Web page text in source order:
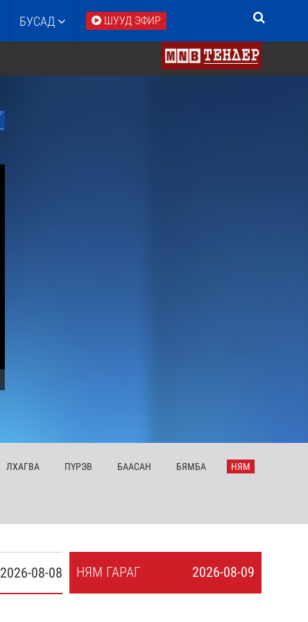
БУСАД ШУУД ЭФИР
ЛХАГВА ПҮРЭВ БААСАН БЯМБА НЯМ
2026-08-08 2026-08-09
НЯМ ГАРАГ